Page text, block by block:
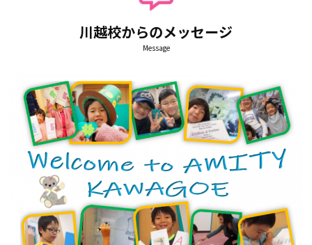
川越校からのメッセージ
Message